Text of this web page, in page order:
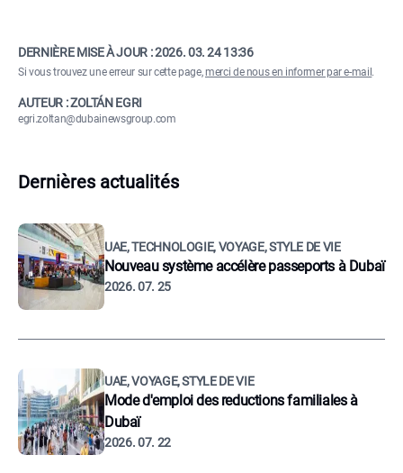
DERNIÈRE MISE À JOUR :2026. 03. 24 13:36
Si vous trouvez une erreur sur cette page,merci de nous en informer par e-mail .
AUTEUR : ZOLTÁN EGRI
egri.zoltan@dubainewsgroup.com
Dernières actualités
UAE, TECHNOLOGIE, VOYAGE, STYLE DE VIE
Nouveau système accélère passeports à Dubaï
2026. 07. 25
UAE, VOYAGE, STYLE DE VIE
Mode d'emploi des reductions familiales à
Dubaï
2026. 07. 22